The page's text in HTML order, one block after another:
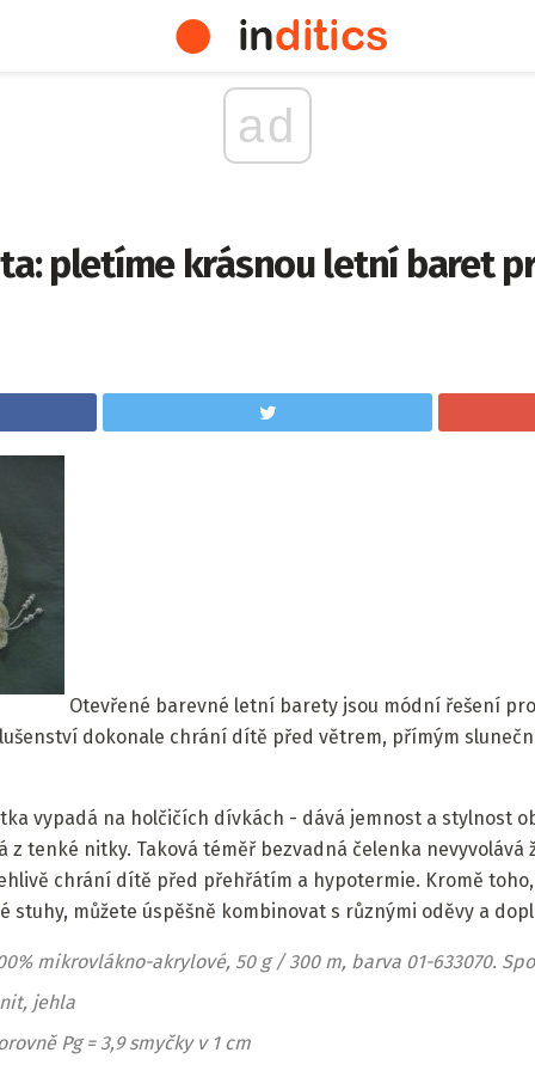
ad
pletíme krásnou letní baret
Otevřené barevné letní barety jsou módní řešení
dokonale chrání dítě před větrem, přímým
vypadá na holčičích dívkách - dává jemnost a stylnost
z tenké nitky. Taková téměř bezvadná čelenka
chrání dítě před přehřátím a hypotermie. Kromě
stuhy, můžete úspěšně kombinovat s různými oděvy a
mikrovlákno-akrylové, 50 g / 300 m, barva 01-633070.
jehla
Pg = 3,9 smyčky v 1 cm